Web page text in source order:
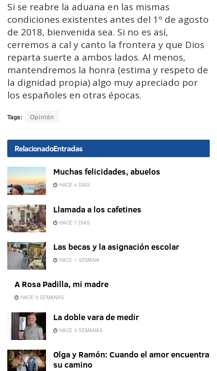
Si se reabre la aduana en las mismas
condiciones existentes antes del 1º de agosto
de 2018, bienvenida sea. Si no es así,
cerremos a cal y canto la frontera y que Dios
reparta suerte a ambos lados. Al menos,
mantendremos la honra (estima y respeto de
la dignidad propia) algo muy apreciado por
los españoles en otras épocas.
Tags: Opinión
RelacionadoEntradas
Muchas felicidades, abuelos
HACE 4 DÍAS
Llamada a los cafetines
HACE 7 DÍAS
Las becas y la asignación escolar
HACE 1 SEMANA
A Rosa Padilla, mi madre
HACE 3 SEMANAS
La doble vara de medir
HACE 3 SEMANAS
Olga y Ramón: Cuando el amor encuentra
su camino